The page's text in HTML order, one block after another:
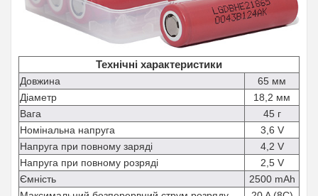
Технічні характеристики
Довжина
65 мм
Діаметр
18,2 мм
Вага
45 г
Номінальна напруга
3,6 V
Напруга при повному заряді
4,2 V
Напруга при повному розряді
2,5 V
Ємність
2500 mAh